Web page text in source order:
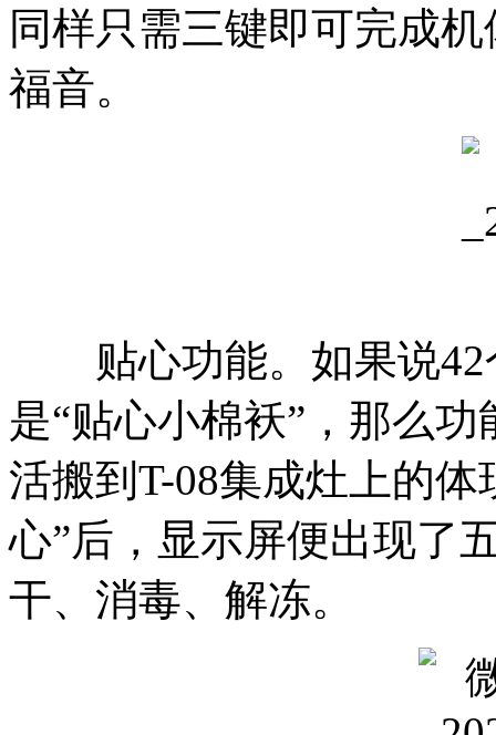
同样只需三键即可完成
福音。
贴心功能。如果说42
是“贴心小棉袄”，那么
活搬到T-08集成灶上的
心”后，显示屏便出现
干、消毒、解冻。